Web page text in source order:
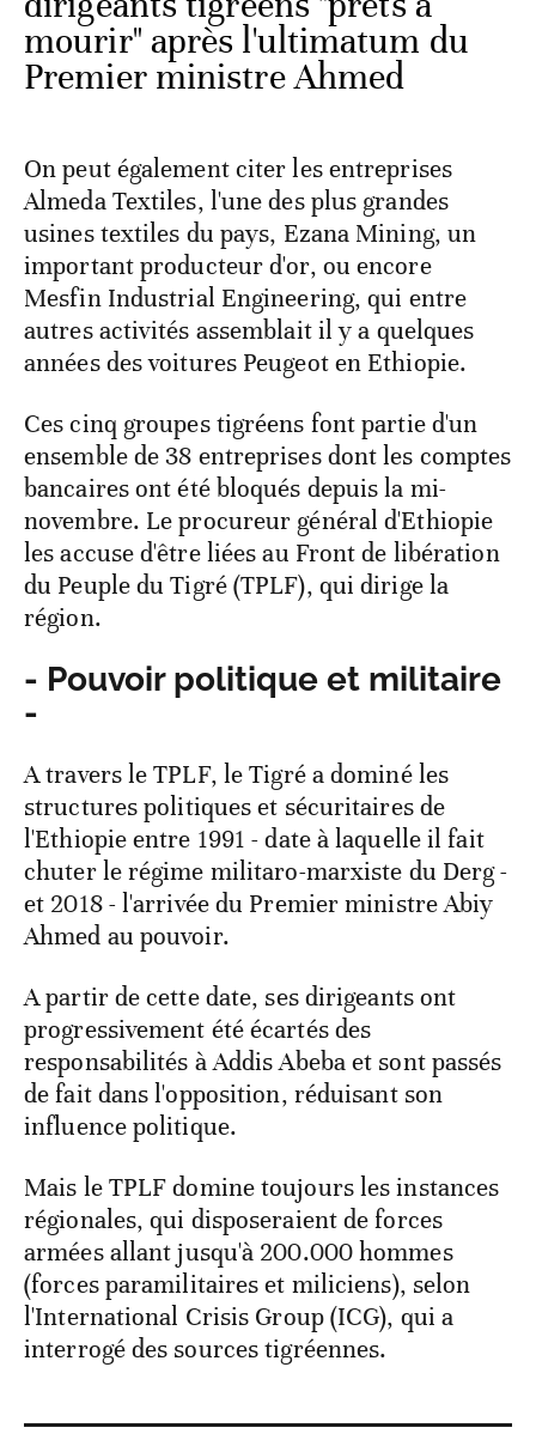
mourir" après l'ultimatum du
Premier ministre Ahmed
On peut également citer les entreprises
Almeda Textiles, l'une des plus grandes
usines textiles du pays, Ezana Mining, un
important producteur d'or, ou encore
Mesfin Industrial Engineering, qui entre
autres activités assemblait il y a quelques
années des voitures Peugeot en Ethiopie.
Ces cinq groupes tigréens font partie d'un
ensemble de 38 entreprises dont les comptes
bancaires ont été bloqués depuis la mi-
novembre. Le procureur général d'Ethiopie
les accuse d'être liées au Front de libération
du Peuple du Tigré (TPLF), qui dirige la
région.
- Pouvoir politique et militaire
-
A travers le TPLF, le Tigré a dominé les
structures politiques et sécuritaires de
l'Ethiopie entre 1991 - date à laquelle il fait
chuter le régime militaro-marxiste du Derg -
et 2018 - l'arrivée du Premier ministre Abiy
Ahmed au pouvoir.
A partir de cette date, ses dirigeants ont
progressivement été écartés des
responsabilités à Addis Abeba et sont passés
de fait dans l'opposition, réduisant son
influence politique.
Mais le TPLF domine toujours les instances
régionales, qui disposeraient de forces
armées allant jusqu'à 200.000 hommes
(forces paramilitaires et miliciens), selon
l'International Crisis Group (ICG), qui a
interrogé des sources tigréennes.